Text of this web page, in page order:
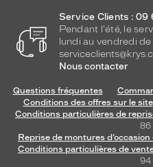
Service Clients : 09
Pendant l'été, le
lundi au vendredi de
Nous contacter
Questions fréquentes
Conditions des offres sur le site
Conditions particulières de
86
Reprise de montures
Conditions particulières de
94